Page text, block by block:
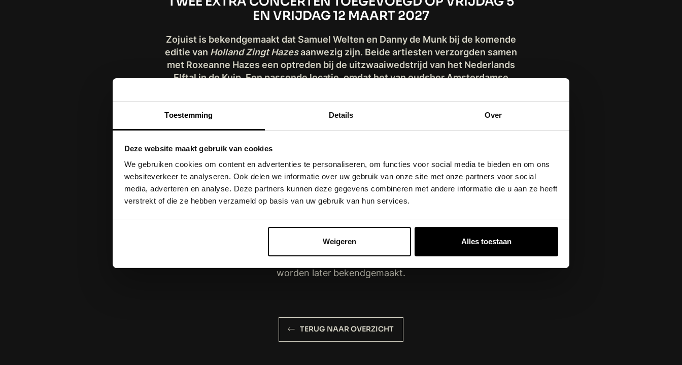
Toestemming Details Over
Deze website maakt gebruik van cookies
We gebruiken cookies om content en advertenties te personaliseren, om functies voor social media te bieden en om ons
websiteverkeer te analyseren. Ook delen we informatie over uw gebruik van onze site met onze partners voor social
media, adverteren en analyse. Deze partners kunnen deze gegevens combineren met andere informatie die u aan ze heeft
verstrekt of die ze hebben verzameld op basis van uw gebruik van hun services.
Weigeren Alles toestaan
EN VRIJDAG 12 MAART 2027
Zojuist is bekendgemaakt dat Samuel Welten en Danny de Munk bij de komende
editie van Holland Zingt Hazesaanwezig zijn. Beide artiesten verzorgden samen
met Roxeanne Hazes een optreden bij de uitzwaaiwedstrijd van het Nederlands
Elftal in de Kuip. Een passende locatie, omdat het van oudsher Amsterdamse
de succesvolle concertreeks met alle hits van André Hazes zijn 15-jarig
jubileum.
De concerten vinden dit jaar voor het eerst in Rotterdam Ahoy én in de Ziggo
Dome Amsterdam plaats. Wegens succes zijn vandaag twee extra concerten
toegevoegd aan de reeks, de shows vinden plaats op 5 en 6 maart in Ahoy en op
12 en 13 maart in de Ziggo Dome. De kaartverkoop voor de twee extra shows is
geopend.Voor meer informatie en kaartverkoop:www.hollandzingthazes.nl .
Holland Zingt Hazesis het enige, het echte en het grootste eerbetoon aan de
Naast Samuel Welten en Danny de Munk zijn uiteraard de vaste waarden van de
partij: Jeroen van der Boom, André Hazes en Roxeanne Hazes. Andere artiesten
worden later bekendgemaakt.
TERUG NAAR OVERZICHT